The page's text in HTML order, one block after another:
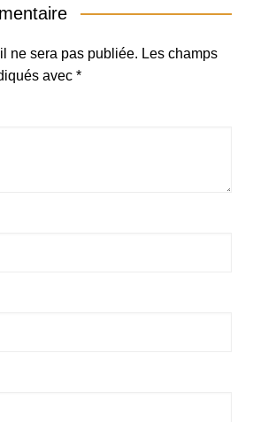
ne sera pas publiée. Les champs
avec *